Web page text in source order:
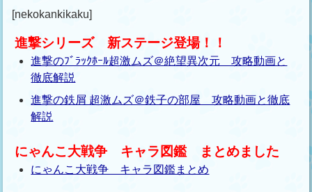
[nekokankikaku]
進撃シリーズ 新ステージ登場！！
進撃のﾌﾞﾗｯｸﾎｰﾙ超激ムズ＠絶望異次元 攻略動画と
徹底解説
進撃の鉄屑 超激ムズ＠鉄子の部屋 攻略動画と徹底
解説
にゃんこ大戦争 キャラ図鑑 まとめました
にゃんこ大戦争 キャラ図鑑まとめ